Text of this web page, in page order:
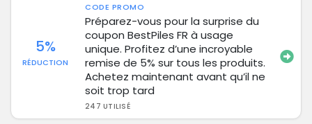
5%
RÉDUCTION
CODE PROMO
Préparez-vous pour la surprise du
coupon BestPiles FR à usage
unique. Profitez d’une incroyable
remise de 5% sur tous les produits.
Achetez maintenant avant qu’il ne
soit trop tard
247 UTILISÉ